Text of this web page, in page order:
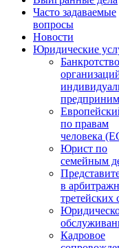
Часто задаваемые
вопросы
Новости
Юридические
Банкротство
по правам
человека
Юрист по
семейным
в
третейских
Кадровое